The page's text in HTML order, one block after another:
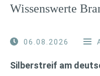
Wissenswerte
06.08.2026
Silberstreif am